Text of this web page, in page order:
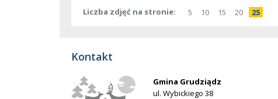
Liczba zdjęć na stronie pokaż
5 elementów
pokaż
10 elementów
pokaż
15 elementów
pokaż
20 elementów
na
pokaż
25
na
Kontakt
Gmina Grudziądz
ul. Wybickiego 38